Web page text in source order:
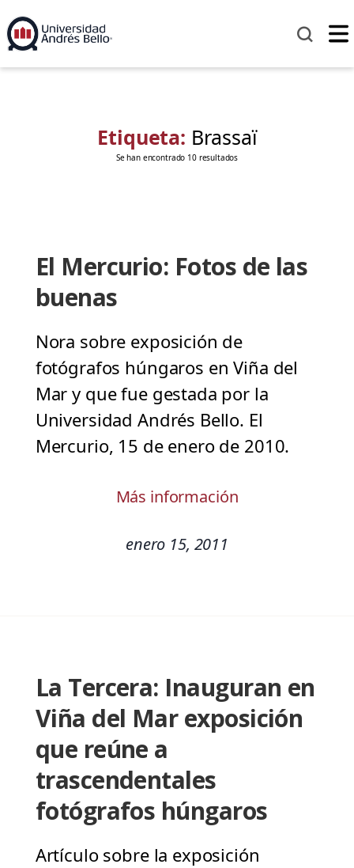
Etiqueta: Brassaï
Se han encontrado 10 resultados
El Mercurio: Fotos de las
buenas
Nora sobre exposición de
fotógrafos húngaros en Viña del
Mar y que fue gestada por la
Universidad Andrés Bello. El
Mercurio, 15 de enero de 2010.
Más información
enero 15, 2011
La Tercera: Inauguran en
Viña del Mar exposición
que reúne a
trascendentales
fotógrafos húngaros
Artículo sobre la exposición